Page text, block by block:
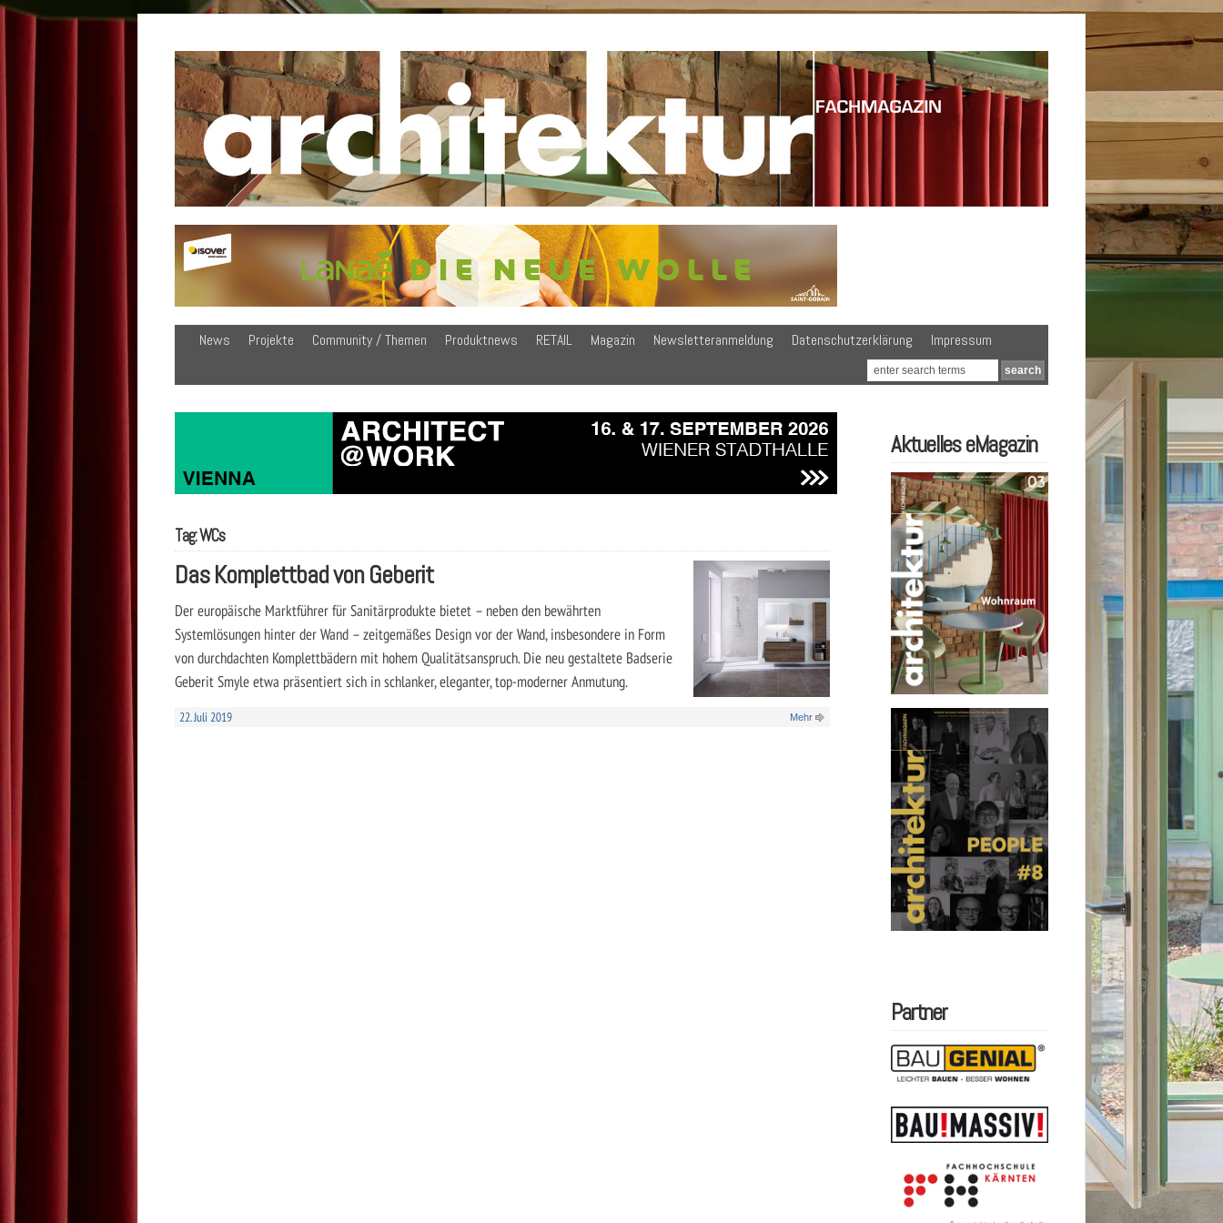
News Projekte Community / Themen Produktnews RETAIL Magazin Newsletteranmeldung Datenschutzerklärung Impressum
Tag: WCs
Das Komplettbad von Geberit
Der europäische Marktführer für Sanitärprodukte bietet – neben den bewährten
Systemlösungen hinter der Wand – zeitgemäßes Design vor der Wand, insbesondere in Form
von durchdachten Komplettbädern mit hohem Qualitätsanspruch. Die neu gestaltete Badserie
Geberit Smyle etwa präsentiert sich in schlanker, eleganter, top-moderner Anmutung.
22. Juli 2019 Mehr
Aktuelles eMagazin
Partner